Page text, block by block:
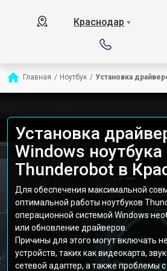
Краснодар ▼
Главная / Ноутбук / Установка
Установка
Windows ноутбука
Thunderobot в
Для обеспечения максимальной
оптимальной работы ноутбуков
операционной системой Windows
или обновление драйверов.
Причины для этого могут включать
устройств, таких как видеокарта,
сетевой адаптер, а также проблемы